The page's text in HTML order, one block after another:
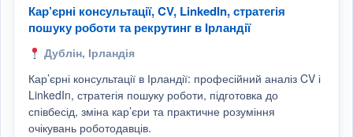
Кар’єрні консультації, CV, LinkedIn, стратегія
пошуку роботи та рекрутинг в Ірландії
Дублін, Ірландія
Кар’єрні консультації в Ірландії: професійний аналіз CV і
LinkedIn, стратегія пошуку роботи, підготовка до
співбесід, зміна кар’єри та практичне розуміння
очікувань роботодавців.